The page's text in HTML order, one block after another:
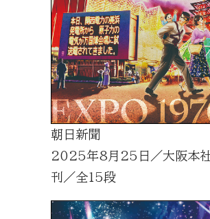
朝日新聞
2025年8月25日／大阪本
刊／全15段